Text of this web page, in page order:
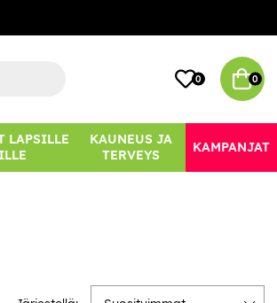
0 0
LAPSILLE
KAUNEUS JA
TERVEYS
KAMPANJAT